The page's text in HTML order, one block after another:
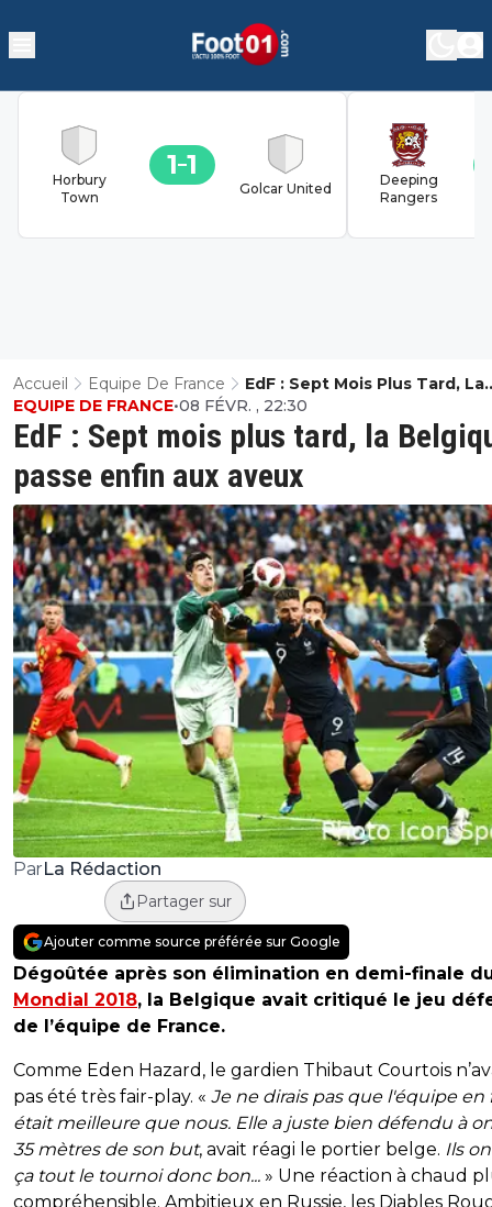
Horbury
Town
1 1
Golcar United
Deeping
Rangers
Accueil Equipe De France
EdF : Sept Mois Plus Tard, La
Belgique Passe Enfin Aux
EdF : Sept mois plus tard, la
passe enfin aux aveux
EQUIPE DE FRANCE•08 FÉVR. , 22:30
ParLa Rédaction
Partager sur
Ajouter comme source préférée sur Google
Dégoûtée après son élimination en demi-finale
Mondial 2018, la Belgique avait critiqué le jeu
de l’équipe de France.
Comme Eden Hazard, le gardien Thibaut Courtois
pas été très fair-play. « Je ne dirais pas que l'équipe en
était meilleure que nous. Elle a juste bien défendu à
35 mètres de son but, avait réagi le portier belge. Ils
ça tout le tournoi donc bon... » Une réaction à chaud
compréhensible. Ambitieux en Russie, les Diables